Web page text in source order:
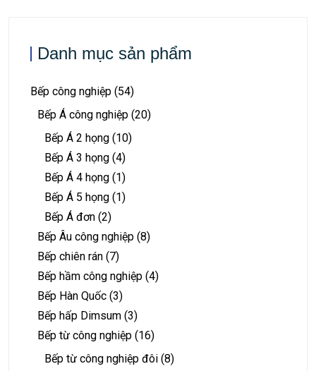
Danh mục sản phẩm
Bếp công nghiệp (54)
Bếp Á công nghiệp (20)
Bếp Á 2 họng (10)
Bếp Á 3 họng (4)
Bếp Á 4 họng (1)
Bếp Á 5 họng (1)
Bếp Á đơn (2)
Bếp Âu công nghiệp (8)
Bếp chiên rán (7)
Bếp hầm công nghiệp (4)
Bếp Hàn Quốc (3)
Bếp hấp Dimsum (3)
Bếp từ công nghiệp (16)
Bếp từ công nghiệp đôi (8)